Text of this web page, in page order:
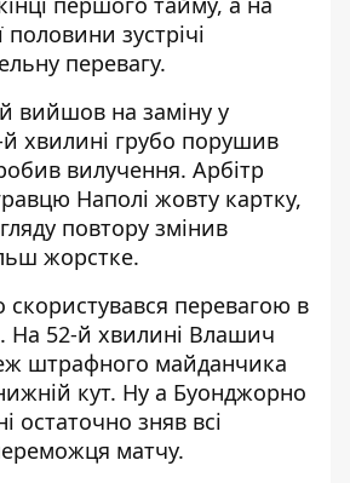
половини зустрічі
перевагу.
вийшов на заміну у
й хвилині грубо порушив
вилучення. Арбітр
Наполі жовту картку,
повтору змінив
жорстке.
скористувався перевагою в
На 52-й хвилині Влашич
штрафного майданчика
кут. Ну а Буонджорно
остаточно зняв всі
матчу.